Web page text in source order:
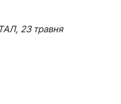
23 травня